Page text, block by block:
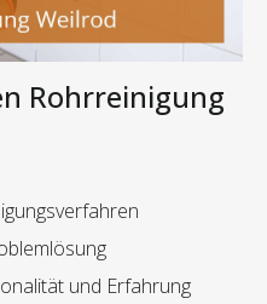
Rohrreinigung
und Erfahrung